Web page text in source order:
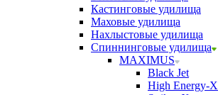
Кастинговые удилища
Маховые удилища
Нахлыстовые удилища
Спиннинговые удилища
MAXIMUS
Black Jet
High Energy-X